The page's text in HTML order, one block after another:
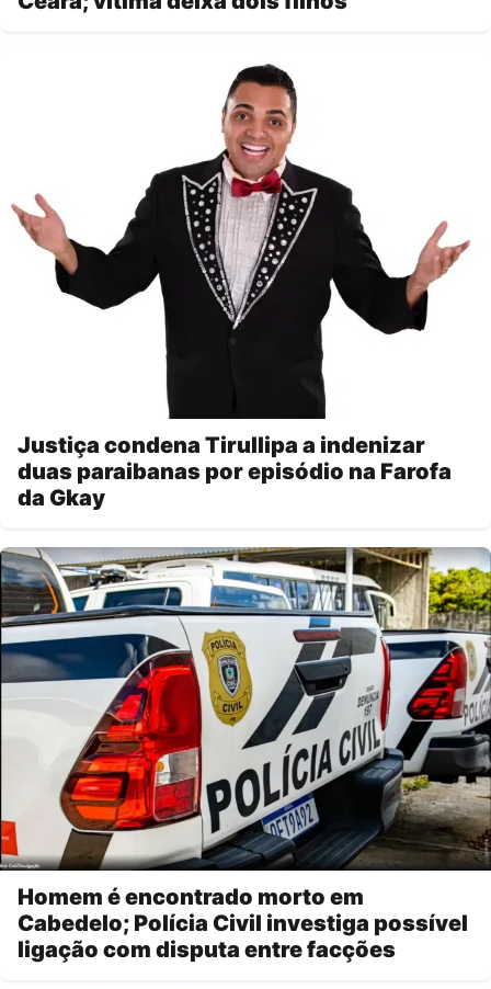
Justiça condena Tirullipa a indenizar
duas paraibanas por episódio na Farofa
da Gkay
Homem é encontrado morto em
Cabedelo; Polícia Civil investiga possível
ligação com disputa entre facções